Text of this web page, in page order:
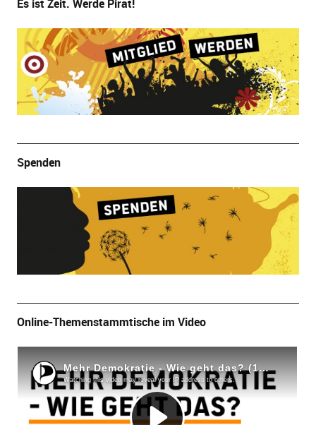
Es ist Zeit. Werde Pirat!
Spenden
Online-Themenstammtische im Video